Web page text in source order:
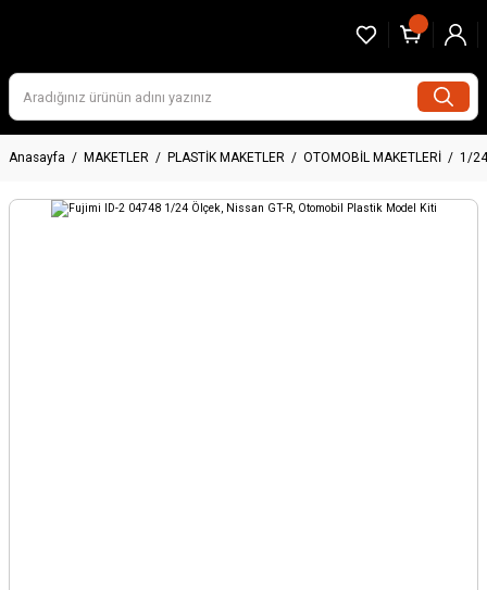
Anasayfa MAKETLER PLASTİK MAKETLER OTOMOBİL MAKETLERİ 1/